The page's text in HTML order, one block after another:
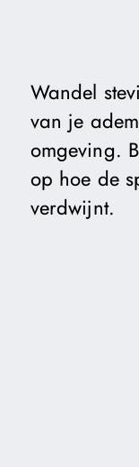
Wandel
van je
omgeving.
op hoe de
verdwijnt.